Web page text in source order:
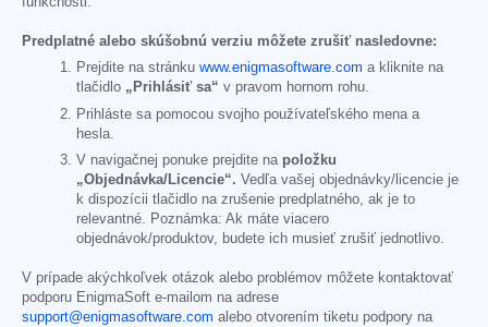
Predplatné alebo skúšobnú verziu môžete zrušiť nasledovne:
Prejdite na stránku www.enigmasoftware.com a kliknite na
tlačidlo „Prihlásiť sa“ v pravom hornom rohu.
Prihláste sa pomocou svojho používateľského mena a
hesla.
V navigačnej ponuke prejdite na položku
„Objednávka/Licencie“. Vedľa vašej objednávky/licencie je
k dispozícii tlačidlo na zrušenie predplatného, ak je to
relevantné. Poznámka: Ak máte viacero
objednávok/produktov, budete ich musieť zrušiť jednotlivo.
V prípade akýchkoľvek otázok alebo problémov môžete kontaktovať
podporu EnigmaSoft e-mailom na adrese
support@enigmasoftware.com alebo otvorením tiketu podpory na